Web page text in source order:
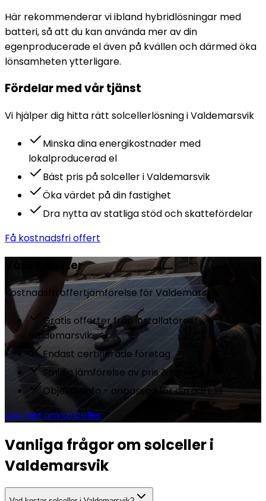
Här rekommenderar vi ibland hybridlösningar med
batteri, så att du kan använda mer av din
egenproducerade el även på kvällen och därmed öka
lönsamheten ytterligare.
Fördelar med vår tjänst
Vi hjälper dig hitta rätt solcellerlösning iValdemarsvik
Minska dina energikostnader med
lokalproducerad el
Bäst pris på solceller i Valdemarsvik
Öka värdet på din fastighet
Dra nytta av statliga stöd och skattefördelar
Få kostnadsfri offert
Våra tjänster
Kostnadsfri offertjämförelse förValdemarsvik
Gratis offerter från installatörer i
Valdemarsvik
Endast certifierade företag
Smidig jämförelse av pris & lösning
Objektiv info - anpassad för din adress
Läs mer om solceller
Vanliga frågor om solceller i
Valdemarsvik